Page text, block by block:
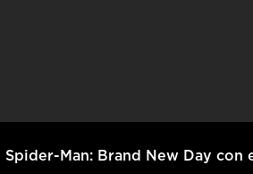
Spider-Man: Brand New Day con